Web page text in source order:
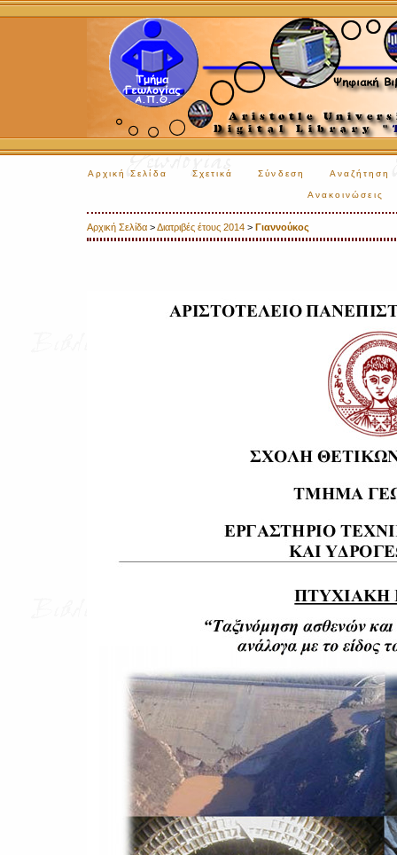
Αρχική Σελίδα Σχετικά Σύνδεση Αναζήτηση
Ανακοινώσεις
Αρχική Σελίδα >Διατριβές έτους 2014 > Γιαννούκος